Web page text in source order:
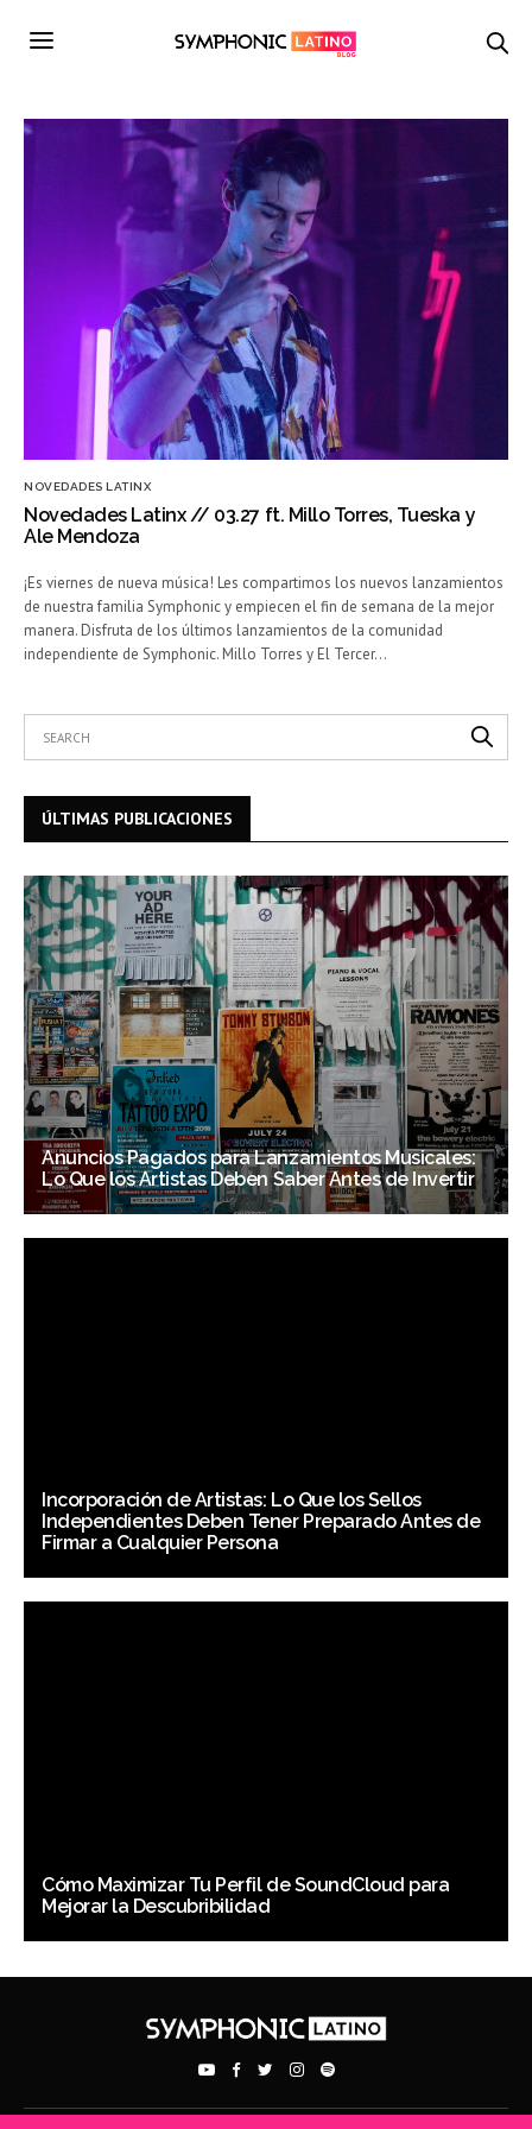
NOVEDADES LATINX
Novedades Latinx // 03.27 ft. Millo Torres, Tueska y
Ale Mendoza
¡Es viernes de nueva música! Les compartimos los nuevos lanzamientos
de nuestra familia Symphonic y empiecen el fin de semana de la mejor
manera. Disfruta de los últimos lanzamientos de la comunidad
independiente de Symphonic. Millo Torres y El Tercer…
ÚLTIMAS PUBLICACIONES
Anuncios Pagados para Lanzamientos Musicales:
Lo Que los Artistas Deben Saber Antes de Invertir
Incorporación de Artistas: Lo Que los Sellos
Independientes Deben Tener Preparado Antes de
Firmar a Cualquier Persona
Cómo Maximizar Tu Perfil de SoundCloud para
Mejorar la Descubribilidad